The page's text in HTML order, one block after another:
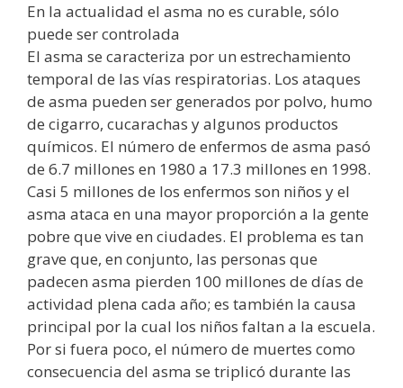
En la actualidad el asma no es curable, sólo
puede ser controlada
El asma se caracteriza por un estrechamiento
temporal de las vías respiratorias. Los ataques
de asma pueden ser generados por polvo, humo
de cigarro, cucarachas y algunos productos
químicos. El número de enfermos de asma pasó
de 6.7 millones en 1980 a 17.3 millones en 1998.
Casi 5 millones de los enfermos son niños y el
asma ataca en una mayor proporción a la gente
pobre que vive en ciudades. El problema es tan
grave que, en conjunto, las personas que
padecen asma pierden 100 millones de días de
actividad plena cada año; es también la causa
principal por la cual los niños faltan a la escuela.
Por si fuera poco, el número de muertes como
consecuencia del asma se triplicó durante las